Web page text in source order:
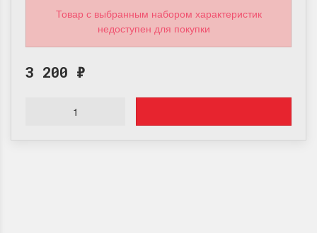
Товар с выбранным набором характеристик
недоступен для покупки
3 200 ₽